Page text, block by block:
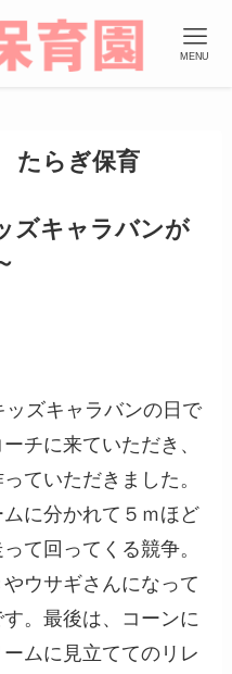
MENU
たらぎ保育
キャラバンが
ズキャラバンの日で
チに来ていただき、
ていただきました。
に分かれて５ｍほど
て回ってくる競争。
ウサギさんになって
。最後は、コーンに
ムに見立ててのリレ